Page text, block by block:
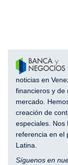
noticias en
financieros y de
mercado.
creación de
especiales. Nos
referencia en el
Latina.
Síguenos en